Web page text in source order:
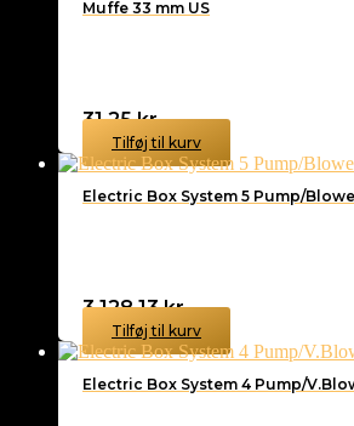
Muffe 33 mm US
31,25kr.
Tilføj til kurv
Electric Box System 5 Pump/
3.128,13kr.
Tilføj til kurv
Electric Box System 4 Pump/